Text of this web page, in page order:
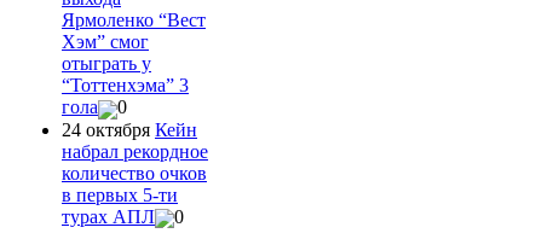
Ярмоленко “Вест
Хэм” смог
отыграть у
“Тоттенхэма” 3
гола
0
24 октября Кейн
набрал рекордное
количество очков
в первых 5-ти
турах АПЛ
0